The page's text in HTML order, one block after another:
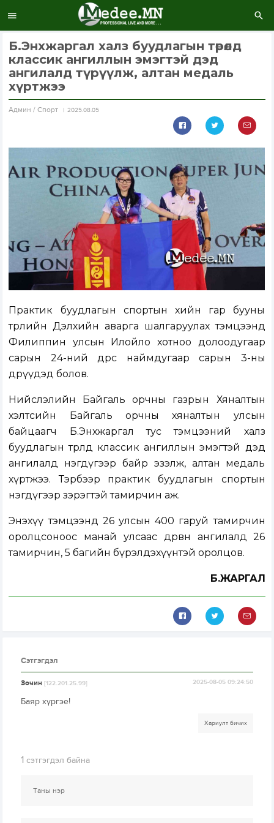
Б.Энхжаргал халз буудлагын төрөлд
классик ангиллын эмэгтэй дэд
ангилалд түрүүлж, алтан медаль
хүртжээ
Aдмин / Спорт 2025.08.05
Практик буудлагын спортын хийн гар бууны
төрлийн Дэлхийн аварга шалгаруулах тэмцээнд
Филиппин улсын Илойло хотноо долоодугаар
сарын 24-ний өдрөөс наймдугаар сарын 3-ны
өдрүүдэд болов.
Нийслэлийн Байгаль орчны газрын Хяналтын
хэлтсийн Байгаль орчны хяналтын улсын
байцаагч Б.Энхжаргал тус тэмцээний халз
буудлагын төрөлд классик ангиллын эмэгтэй дэд
ангилалд нэгдүгээр байр эзэлж, алтан медаль
хүртжээ. Тэрбээр практик буудлагын спортын
нэгдүгээр зэрэгтэй тамирчин аж.
Энэхүү тэмцээнд 26 улсын 400 гаруй тамирчин
оролцсоноос манай улсаас дөрвөн ангилалд 26
тамирчин, 5 багийн бүрэлдэхүүнтэй оролцов.
Б.ЖАРГАЛ
Сэтгэгдэл
Зочин[122.201.25.99] 2025-08-05 09:24:50
Баяр хүргэе!
Хариулт бичих
1 сэтгэгдэл байна